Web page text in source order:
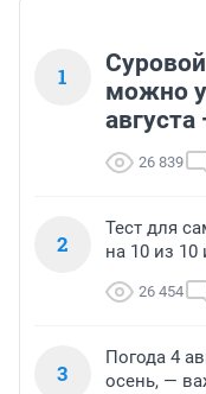
1
можно
26 839
2
Тест для
на 10 из 10
26 454
3
Погода 4
осень, —